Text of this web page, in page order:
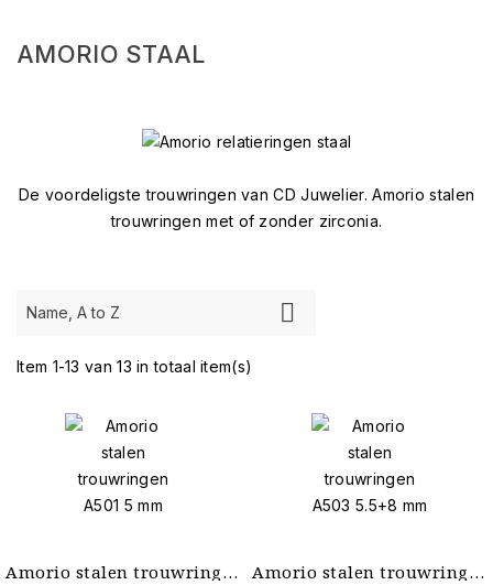
Nieuwste
13
Geen Kleur
Edelstenen
AMORIO STAAL
De voordeligste trouwringen van CD Juwelier. Amorio stalen
trouwringen met of zonder zirconia.
Name, A to Z 
Item 1-13 van 13 in totaal item(s)
Amorio stalen trouwringen A501 5 mm Amorio stalen trouwringen A503 5.5+8 mm